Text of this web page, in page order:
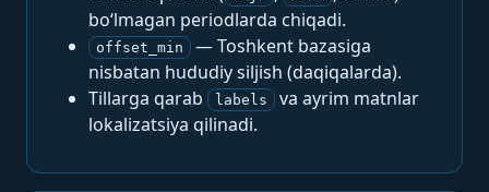
bo‘lmagan periodlarda chiqadi.
offset_min
— Toshkent bazasiga
nisbatan hududiy siljish (daqiqalarda).
Tillarga qarab
labels
va ayrim matnlar
lokalizatsiya qilinadi.